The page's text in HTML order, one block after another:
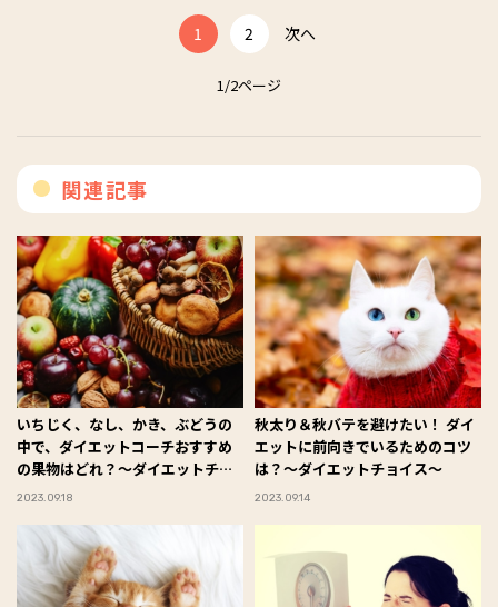
1 2 次へ
1/2ページ
関連記事
いちじく、なし、かき、ぶどうの
中で、ダイエットコーチおすすめ
の果物はどれ？～ダイエットチョ
イス～
2023.09.18
秋太り＆秋バテを避けたい！ ダイ
エットに前向きでいるためのコツ
は？～ダイエットチョイス～
2023.09.14